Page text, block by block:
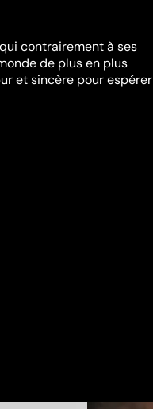
contrairement à ses
de plus en plus
et sincère pour espérer